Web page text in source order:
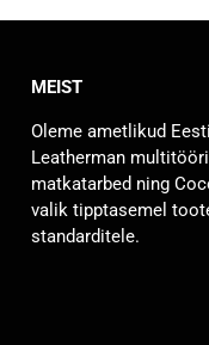
MEIST
Oleme ametlikud
Leatherman
matkatarbed ning
valik tipptasemel
standarditele.